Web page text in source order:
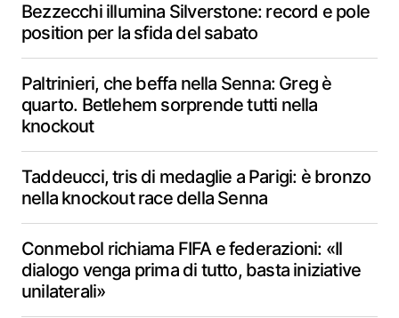
Bezzecchi illumina Silverstone: record e pole
position per la sfida del sabato
Paltrinieri, che beffa nella Senna: Greg è
quarto. Betlehem sorprende tutti nella
knockout
Taddeucci, tris di medaglie a Parigi: è bronzo
nella knockout race della Senna
Conmebol richiama FIFA e federazioni: «Il
dialogo venga prima di tutto, basta iniziative
unilaterali»